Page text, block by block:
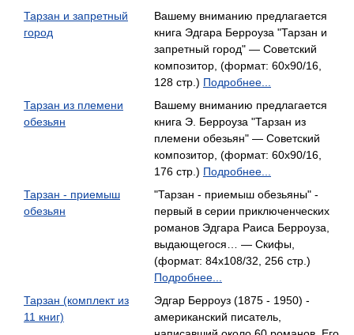
Тарзан и запретный
город
Вашему вниманию предлагается
книга Эдгара Берроуза "Тарзан и
запретный город" — Советский
композитор, (формат: 60x90/16,
128 стр.) Подробнее...
Тарзан из племени
обезьян
Вашему вниманию предлагается
книга Э. Берроуза "Тарзан из
племени обезьян" — Советский
композитор, (формат: 60x90/16,
176 стр.) Подробнее...
Тарзан - приемыш
обезьян
"Тарзан - приемыш обезьяны" -
первый в серии приключенческих
романов Эдгара Раиса Берроуза,
выдающегося… — Скифы,
(формат: 84x108/32, 256 стр.)
Подробнее...
Тарзан (комплект из
11 книг)
Эдгар Берроуз (1875 - 1950) -
американский писатель,